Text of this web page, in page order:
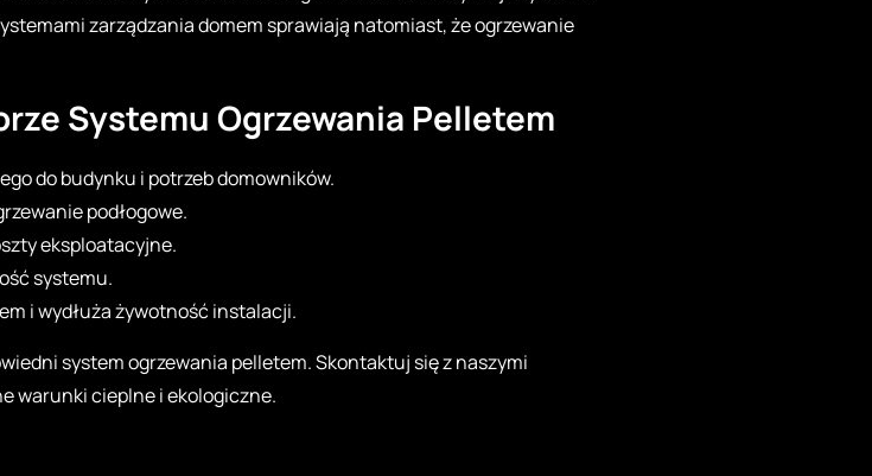
zarządzania domem sprawiają natomiast, że ogrzewanie
Systemu Ogrzewania Pelletem
do budynku i potrzeb domowników.
podłogowe.
eksploatacyjne.
systemu.
i wydłuża żywotność instalacji.
system ogrzewania pelletem. Skontaktuj się z naszymi
warunki cieplne i ekologiczne.